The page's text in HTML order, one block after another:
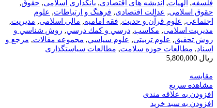
فلسفه, الهيات, اندیشه های اقتصادی, بانکداری اسلامی, حقوق,
حقوق اسلامی, عدالت اقتصادی, فرهنگ و ارتباطات, علوم
اجتماعی, علوم قرآن و حدیث, فقه امامیه, مالی اسلامی, مديريت,
مدیریت اسلامی, مکاسب, درسي و كمك درسي, روش شناسي و
روش تحقيق, علوم تربیتی, علوم سياسي, مجموعه مقالات, مرجع و
اسناد, مطالعات حوزه سلامت, مطالعات سیاستگذاری
ریال
مقایسه
مشاهده سریع
افزودن به علاقه مندی
افزودن به سبد خرید